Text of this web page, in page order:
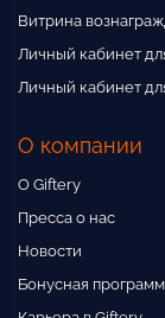
Витрина
Личный кабинет
Личный кабинет
О компании
О Giftery
Пресса о нас
Новости
Бонусная